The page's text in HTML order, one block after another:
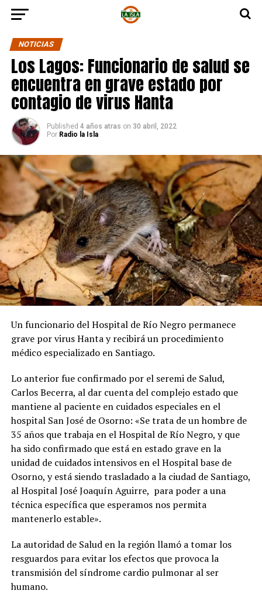
NOTICIAS
Los Lagos: Funcionario de salud se
encuentra en grave estado por
contagio de virus Hanta
Published 4 años atras on 30 abril, 2022
Por Radio la Isla
Un funcionario del Hospital de Río Negro permanece
grave por virus Hanta y recibirá un procedimiento
médico especializado en Santiago.
Lo anterior fue confirmado por el seremi de Salud,
Carlos Becerra, al dar cuenta del complejo estado que
mantiene al paciente en cuidados especiales en el
hospital San José de Osorno: «Se trata de un hombre de
35 años que trabaja en el Hospital de Río Negro, y que
ha sido confirmado que está en estado grave en la
unidad de cuidados intensivos en el Hospital base de
Osorno, y está siendo trasladado a la ciudad de Santiago,
al Hospital José Joaquín Aguirre, para poder a una
técnica específica que esperamos nos permita
mantenerlo estable».
La autoridad de Salud en la región llamó a tomar los
resguardos para evitar los efectos que provoca la
transmisión del síndrome cardio pulmonar al ser
humano.